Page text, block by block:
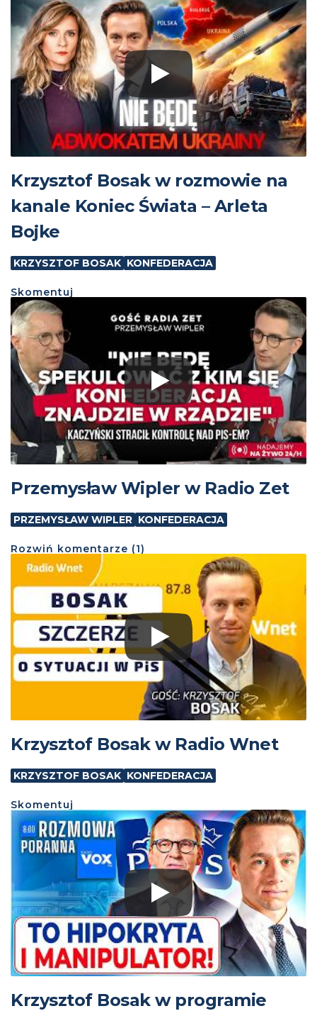
Krzysztof Bosak w rozmowie na
kanale Koniec Świata – Arleta
Bojke
KRZYSZTOF BOSAK KONFEDERACJA
Skomentuj
Przemysław Wipler w Radio Zet
PRZEMYSŁAW WIPLER KONFEDERACJA
Rozwiń komentarze (1)
Krzysztof Bosak w Radio Wnet
KRZYSZTOF BOSAK KONFEDERACJA
Skomentuj
Krzysztof Bosak w programie